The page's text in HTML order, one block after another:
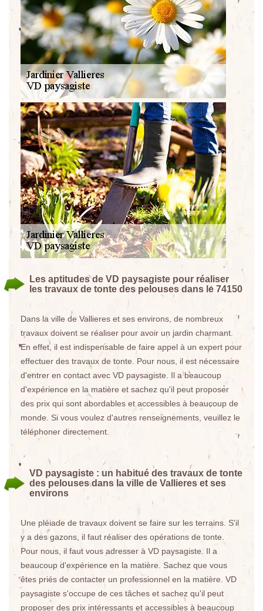
Les aptitudes de VD paysagiste pour réaliser
les travaux de tonte des pelouses dans le 74150
Dans la ville de Vallieres et ses environs, de nombreux
travaux doivent se réaliser pour avoir un jardin charmant.
En effet, il est indispensable de faire appel à un expert pour
effectuer des travaux de tonte. Pour nous, il est nécessaire
d'entrer en contact avec VD paysagiste. Il a beaucoup
d'expérience en la matière et sachez qu'il peut proposer
des prix qui sont abordables et accessibles à beaucoup de
monde. Si vous voulez d'autres renseignements, veuillez le
téléphoner directement.
VD paysagiste : un habitué des travaux de tonte
des pelouses dans la ville de Vallieres et ses
environs
Une pléiade de travaux doivent se faire sur les terrains. S'il
y a des gazons, il faut réaliser des opérations de tonte.
Pour nous, il faut vous adresser à VD paysagiste. Il a
beaucoup d'expérience en la matière. Sachez que vous
êtes priés de contacter un professionnel en la matière. VD
paysagiste s'occupe de ces tâches et sachez qu'il peut
proposer des prix intéressants et accessibles à beaucoup